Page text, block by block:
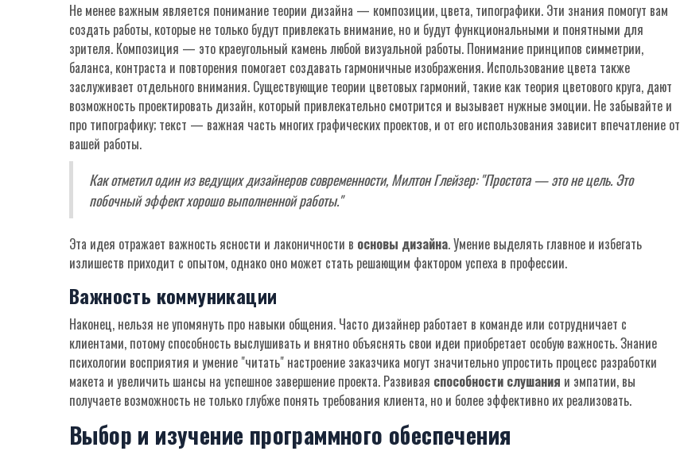
Не менее важным является понимание теории дизайна — композиции, цвета, типографики. Эти знания помогут вам
создать работы, которые не только будут привлекать внимание, но и будут функциональными и понятными для
зрителя. Композиция — это краеугольный камень любой визуальной работы. Понимание принципов симметрии,
баланса, контраста и повторения помогает создавать гармоничные изображения. Использование цвета также
заслуживает отдельного внимания. Существующие теории цветовых гармоний, такие как теория цветового круга, дают
возможность проектировать дизайн, который привлекательно смотрится и вызывает нужные эмоции. Не забывайте и
про типографику; текст — важная часть многих графических проектов, и от его использования зависит впечатление от
вашей работы.
Как отметил один из ведущих дизайнеров современности, Милтон Глейзер: "Простота — это не цель. Это
побочный эффект хорошо выполненной работы."
Эта идея отражает важность ясности и лаконичности в основы дизайна. Умение выделять главное и избегать
излишеств приходит с опытом, однако оно может стать решающим фактором успеха в профессии.
Важность коммуникации
Наконец, нельзя не упомянуть про навыки общения. Часто дизайнер работает в команде или сотрудничает с
клиентами, потому способность выслушивать и внятно объяснять свои идеи приобретает особую важность. Знание
психологии восприятия и умение "читать" настроение заказчика могут значительно упростить процесс разработки
макета и увеличить шансы на успешное завершение проекта. Развивая способности слушания и эмпатии, вы
получаете возможность не только глубже понять требования клиента, но и более эффективно их реализовать.
Выбор и изучение программного обеспечения